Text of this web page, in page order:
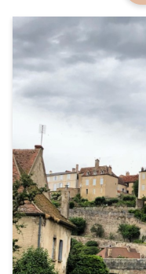
sterrenrestaurant
Bourgondië.